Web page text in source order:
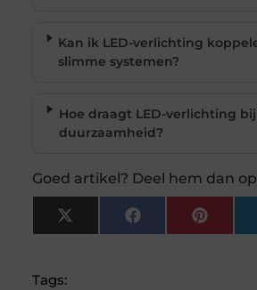
Kan ik LED-verlichting
slimme systemen?
Hoe draagt LED-verlichting
duurzaamheid?
Goed artikel? Deel hem dan
X
(Twitter)
Facebook
Tags: